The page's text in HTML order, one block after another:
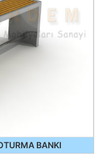
BANKI